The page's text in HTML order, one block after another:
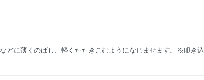
どに薄くのばし、軽くたたきこむようになじませます。※叩き込